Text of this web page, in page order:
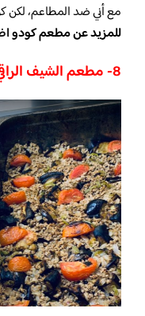
مع أني ضد المطاعم، لكن
للمزيد عن مطعم كودو
8- مطعم الشيف الراقي اسطنبول